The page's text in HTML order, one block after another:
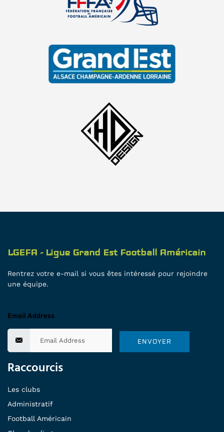
LGEFA - Ligue Grand Est Football Américain
Rentrez votre e-mail si vous êtes intéressé pour rejoindre
une équipe.
Email Address
ENVOYER
Raccourcis
Les clubs
Administratif
Football Américain